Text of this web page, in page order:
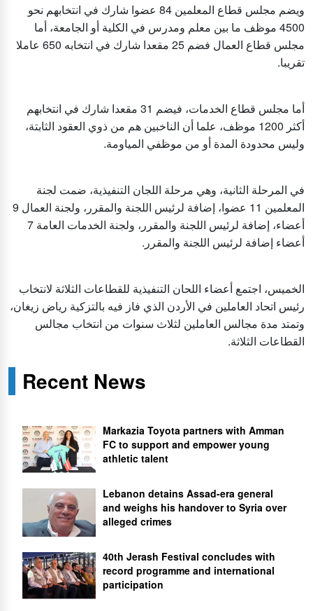
ويضم مجلس قطاع المعلمين 84 عضوا شارك في انتخابهم نحو
4500 موظف ما بين معلم ومدرس في الكلية أو الجامعة، أما
مجلس قطاع العمال فضم 25 مقعدا شارك في انتخابه 650 عاملا
تقريبا.
أما مجلس قطاع الخدمات، فيضم 31 مقعدا شارك في انتخابهم
أكثر 1200 موظف، علما أن الناخبين هم من ذوي العقود الثابتة،
وليس محدودة المدة أو من موظفي المياومة.
في المرحلة الثانية، وهي مرحلة اللجان التنفيذية، ضمت لجنة
المعلمين 11 عضوا، إضافة لرئيس اللجنة والمقرر، ولجنة العمال 9
أعضاء، إضافة لرئيس اللجنة والمقرر، ولجنة الخدمات العامة 7
أعضاء إضافة لرئيس اللجنة والمقرر.
الخميس، اجتمع أعضاء اللحان التنفيذية للقطاعات الثلاثة لانتخاب
رئيس اتحاد العاملين في الأردن الذي فاز فيه بالتزكية رياض زيغان،
وتمتد مدة مجالس العاملين لثلاث سنوات من انتخاب مجالس
القطاعات الثلاثة.
Recent News
Markazia Toyota partners with Amman
FC to support and empower young
athletic talent
Lebanon detains Assad-era general
and weighs his handover to Syria over
alleged crimes
40th Jerash Festival concludes with
record programme and international
participation